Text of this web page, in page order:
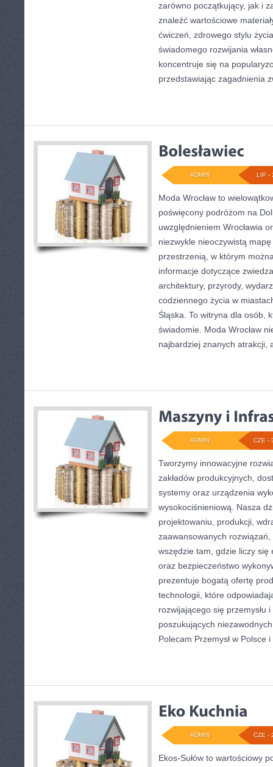
zarówno początkujący, jak i
znaleźć wartościowe
ćwiczeń, zdrowego stylu
świadomego rozwijania
koncentruje się na
przedstawiając zagadnienia
LIP -
ADMIN
Moda Wrocław to
poświęcony podróżom na
uwzględnieniem Wrocławia
niezwykle nieoczywistą
przestrzenią, w którym
informacje dotyczące
architektury, przyrody,
codziennego życia w
Śląska. To witryna dla osób,
świadomie. Moda Wrocław
najbardziej znanych atrakcji,
CZE -
ADMIN
Tworzymy innowacyjne
zakładów produkcyjnych,
systemy oraz urządzenia
wysokociśnieniową. Nasza
projektowaniu, produkcji,
zaawansowanych
wszędzie tam, gdzie liczy się
oraz bezpieczeństwo
prezentuje bogatą ofertę
technologii, które
rozwijającego się przemysłu
poszukujących
Polecam Przemysł w Polsce i
CZE -
ADMIN
Ekos-Sułów to wartościowy